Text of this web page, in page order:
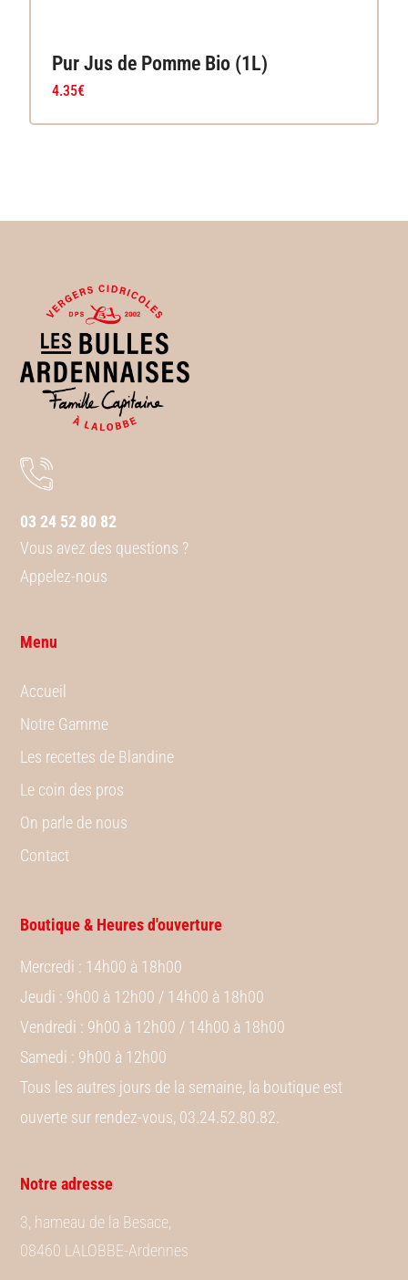
Pur Jus de Pomme Bio (1L)
4.35€
03 24 52 80 82
Vous avez des questions ?
Appelez-nous
Menu
Accueil
Notre Gamme
Les recettes de Blandine
Le coin des pros
On parle de nous
Contact
Boutique & Heures d'ouverture
Mercredi : 14h00 à 18h00
Jeudi : 9h00 à 12h00 / 14h00 à 18h00
Vendredi : 9h00 à 12h00 / 14h00 à 18h00
Samedi : 9h00 à 12h00
Tous les autres jours de la semaine, la boutique est
ouverte sur rendez-vous, 03.24.52.80.82.
Notre adresse
3, hameau de la Besace,
08460 LALOBBE-Ardennes